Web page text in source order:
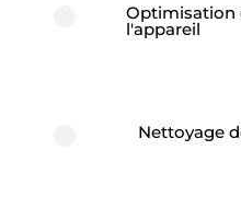
Optimisation
l'appareil
Nettoyage